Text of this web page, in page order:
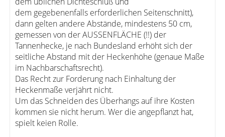
dem gegebenenfalls erforderlichen Seitenschnitt),
dann gelten andere Abstände, mindestens 50 cm,
gemessen von der AUSSENFLÄCHE (!!) der
Tannenhecke, je nach Bundesland erhöht sich der
seitliche Abstand mit der Heckenhöhe (genaue Maße
im Nachbarschaftsrecht).
Das Recht zur Forderung nach Einhaltung der
Heckenmaße verjährt nicht.
Um das Schneiden des Überhangs auf ihre Kosten
kommen sie nicht herum. Wer die angepflanzt hat,
spielt keien Rolle.